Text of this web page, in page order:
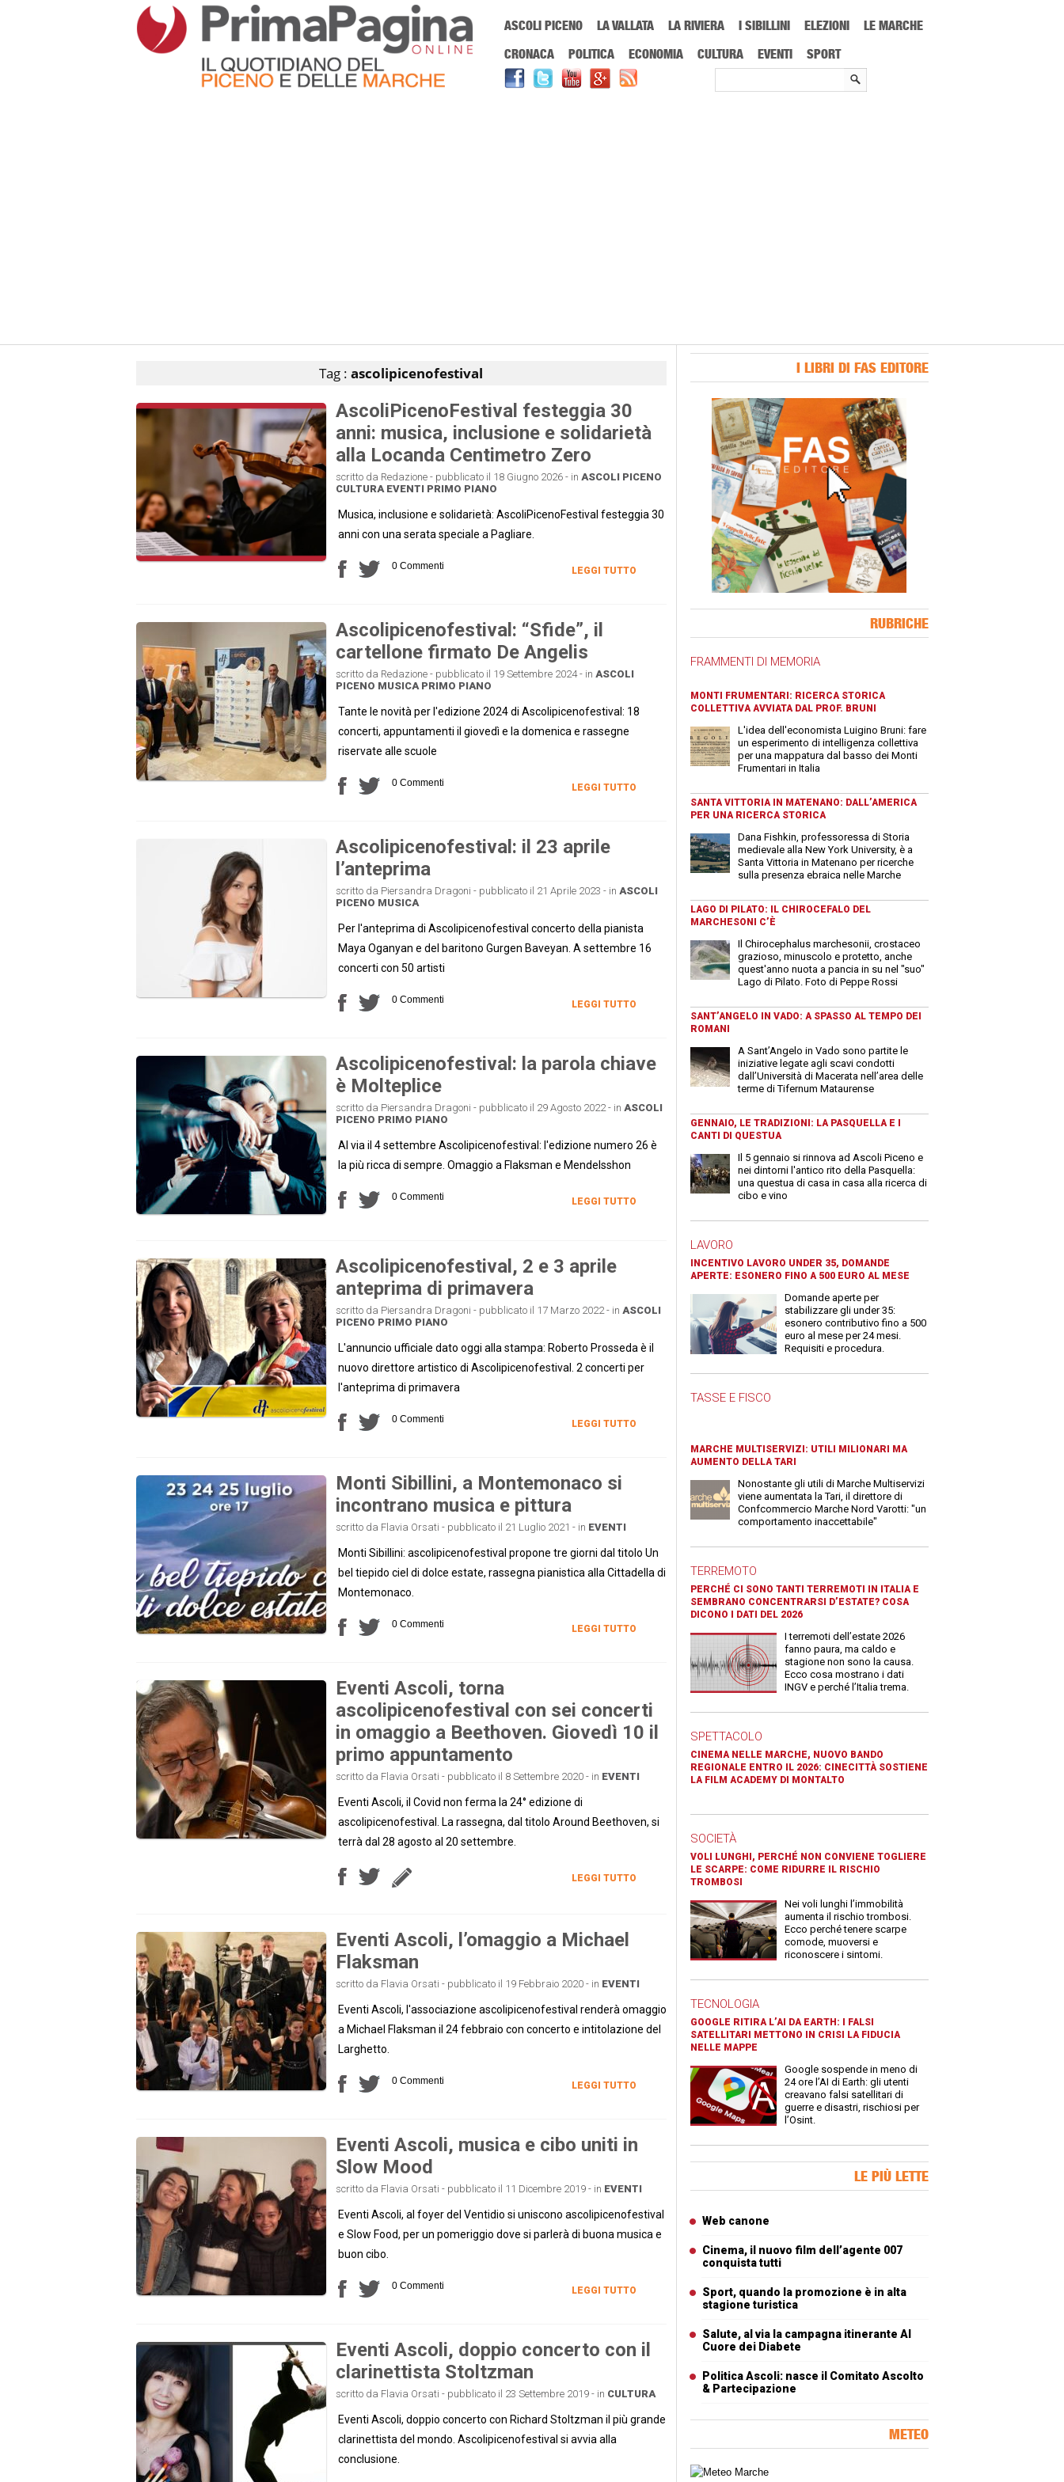
ASCOLI PICENO LA VALLATA LA RIVIERA I SIBILLINI ELEZIONI
LE MARCHE
CRONACA
POLITICA ECONOMIA CULTURA EVENTI SPORT
Tag : ascolipicenofestival
AscoliPicenoFestival festeggia 30
anni: musica, inclusione e solidarietà
alla Locanda Centimetro Zero
scritto da Redazione - pubblicato il 18 Giugno 2026 - in ASCOLI PICENO
CULTURA EVENTI PRIMO PIANO
Musica, inclusione e solidarietà: AscoliPicenoFestival festeggia 30
anni con una serata speciale a Pagliare.
0 Commenti LEGGI TUTTO
Ascolipicenofestival: “Sfide”, il
cartellone firmato De Angelis
scritto da Redazione - pubblicato il 19 Settembre 2024 - in ASCOLI
PICENO MUSICA PRIMO PIANO
Tante le novità per l'edizione 2024 di Ascolipicenofestival: 18
concerti, appuntamenti il giovedì e la domenica e rassegne
riservate alle scuole
0 Commenti LEGGI TUTTO
Ascolipicenofestival: il 23 aprile
l’anteprima
scritto da Piersandra Dragoni - pubblicato il 21 Aprile 2023 - in ASCOLI
PICENO MUSICA
Per l'anteprima di Ascolipicenofestival concerto della pianista
Maya Oganyan e del baritono Gurgen Baveyan. A settembre 16
concerti con 50 artisti
0 Commenti LEGGI TUTTO
Ascolipicenofestival: la parola chiave
è Molteplice
scritto da Piersandra Dragoni - pubblicato il 29 Agosto 2022 - in ASCOLI
PICENO PRIMO PIANO
Al via il 4 settembre Ascolipicenofestival: l'edizione numero 26 è
la più ricca di sempre. Omaggio a Flaksman e Mendelsshon
0 Commenti LEGGI TUTTO
Ascolipicenofestival, 2 e 3 aprile
anteprima di primavera
scritto da Piersandra Dragoni - pubblicato il 17 Marzo 2022 - in ASCOLI
PICENO PRIMO PIANO
L'annuncio ufficiale dato oggi alla stampa: Roberto Prosseda è il
nuovo direttore artistico di Ascolipicenofestival. 2 concerti per
l'anteprima di primavera
0 Commenti LEGGI TUTTO
Monti Sibillini, a Montemonaco si
incontrano musica e pittura
scritto da Flavia Orsati - pubblicato il 21 Luglio 2021 - in EVENTI
Monti Sibillini: ascolipicenofestival propone tre giorni dal titolo Un
bel tiepido ciel di dolce estate, rassegna pianistica alla Cittadella di
Montemonaco.
0 Commenti LEGGI TUTTO
Eventi Ascoli, torna
ascolipicenofestival con sei concerti
in omaggio a Beethoven. Giovedì 10 il
primo appuntamento
scritto da Flavia Orsati - pubblicato il 8 Settembre 2020 - in EVENTI
Eventi Ascoli, il Covid non ferma la 24° edizione di
ascolipicenofestival. La rassegna, dal titolo Around Beethoven, si
terrà dal 28 agosto al 20 settembre.
LEGGI TUTTO
Eventi Ascoli, l’omaggio a Michael
Flaksman
scritto da Flavia Orsati - pubblicato il 19 Febbraio 2020 - in EVENTI
Eventi Ascoli, l'associazione ascolipicenofestival renderà omaggio
a Michael Flaksman il 24 febbraio con concerto e intitolazione del
Larghetto.
0 Commenti LEGGI TUTTO
Eventi Ascoli, musica e cibo uniti in
Slow Mood
scritto da Flavia Orsati - pubblicato il 11 Dicembre 2019 - in EVENTI
Eventi Ascoli, al foyer del Ventidio si uniscono ascolipicenofestival
e Slow Food, per un pomeriggio dove si parlerà di buona musica e
buon cibo.
0 Commenti LEGGI TUTTO
Eventi Ascoli, doppio concerto con il
clarinettista Stoltzman
scritto da Flavia Orsati - pubblicato il 23 Settembre 2019 - in CULTURA
Eventi Ascoli, doppio concerto con Richard Stoltzman il più grande
clarinettista del mondo. Ascolipicenofestival si avvia alla
conclusione.
I LIBRI DI FAS EDITORE
RUBRICHE
FRAMMENTI DI MEMORIA
MONTI FRUMENTARI: RICERCA STORICA
COLLETTIVA AVVIATA DAL PROF. BRUNI
L'idea dell'economista Luigino Bruni: fare
un esperimento di intelligenza collettiva
per una mappatura dal basso dei Monti
Frumentari in Italia
SANTA VITTORIA IN MATENANO: DALL’AMERICA
PER UNA RICERCA STORICA
Dana Fishkin, professoressa di Storia
medievale alla New York University, è a
Santa Vittoria in Matenano per ricerche
sulla presenza ebraica nelle Marche
LAGO DI PILATO: IL CHIROCEFALO DEL
MARCHESONI C’È
Il Chirocephalus marchesonii, crostaceo
grazioso, minuscolo e protetto, anche
quest'anno nuota a pancia in su nel "suo"
Lago di Pilato. Foto di Peppe Rossi
SANT’ANGELO IN VADO: A SPASSO AL TEMPO DEI
ROMANI
A Sant’Angelo in Vado sono partite le
iniziative legate agli scavi condotti
dall’Università di Macerata nell’area delle
terme di Tifernum Mataurense
GENNAIO, LE TRADIZIONI: LA PASQUELLA E I
CANTI DI QUESTUA
Il 5 gennaio si rinnova ad Ascoli Piceno e
nei dintorni l'antico rito della Pasquella:
una questua di casa in casa alla ricerca di
cibo e vino
LAVORO
INCENTIVO LAVORO UNDER 35, DOMANDE
APERTE: ESONERO FINO A 500 EURO AL MESE
Domande aperte per
stabilizzare gli under 35:
esonero contributivo fino a 500
euro al mese per 24 mesi.
Requisiti e procedura.
TASSE E FISCO
MARCHE MULTISERVIZI: UTILI MILIONARI MA
AUMENTO DELLA TARI
Nonostante gli utili di Marche Multiservizi
viene aumentata la Tari, il direttore di
Confcommercio Marche Nord Varotti: "un
comportamento inaccettabile"
TERREMOTO
PERCHÉ CI SONO TANTI TERREMOTI IN ITALIA E
SEMBRANO CONCENTRARSI D’ESTATE? COSA
DICONO I DATI DEL 2026
I terremoti dell’estate 2026
fanno paura, ma caldo e
stagione non sono la causa.
Ecco cosa mostrano i dati
INGV e perché l’Italia trema.
SPETTACOLO
CINEMA NELLE MARCHE, NUOVO BANDO
REGIONALE ENTRO IL 2026: CINECITTÀ SOSTIENE
LA FILM ACADEMY DI MONTALTO
SOCIETÀ
VOLI LUNGHI, PERCHÉ NON CONVIENE TOGLIERE
LE SCARPE: COME RIDURRE IL RISCHIO
TROMBOSI
Nei voli lunghi l’immobilità
aumenta il rischio trombosi.
Ecco perché tenere scarpe
comode, muoversi e
riconoscere i sintomi.
TECNOLOGIA
GOOGLE RITIRA L’AI DA EARTH: I FALSI
SATELLITARI METTONO IN CRISI LA FIDUCIA
NELLE MAPPE
Google sospende in meno di
24 ore l’AI di Earth: gli utenti
creavano falsi satellitari di
guerre e disastri, rischiosi per
l’Osint.
LE PIÙ LETTE
Web canone
Cinema, il nuovo film dell’agente 007
conquista tutti
Sport, quando la promozione è in alta
stagione turistica
Salute, al via la campagna itinerante Al
Cuore dei Diabete
Politica Ascoli: nasce il Comitato Ascolto
& Partecipazione
METEO
Carta meteorologica delle Marche